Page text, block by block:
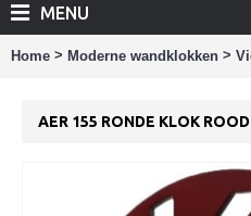
MENU
Home > Moderne wandklokken >
AER 155 RONDE KLOK ROOD